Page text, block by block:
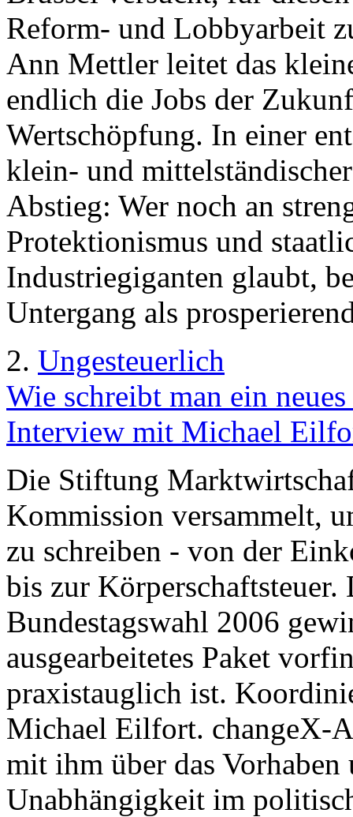
Reform- und Lobbyarbeit
Ann Mettler leitet das
endlich die Jobs der
Wertschöpfung. In einer
klein- und
Abstieg: Wer noch an
Protektionismus und
Industriegiganten glaubt,
Untergang als
2. Ungesteuerlich
Wie schreibt man ein
Interview mit Michael
Die Stiftung
Kommission versammelt,
zu schreiben - von der
bis zur
Bundestagswahl 2006
ausgearbeitetes Paket
praxistauglich ist.
Michael Eilfort. changeX-
mit ihm über das
Unabhängigkeit im